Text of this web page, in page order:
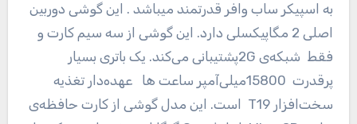
به اسپیکر ساب وافر قدرتمند میباشد . این گوشی دوربین
اصلی 2 مگاپیکسلی دارد. این گوشی از سه سیم کارت و
فقط شبکه‌ی 2Gپشتیبانی می‌کند. یک باتری بسیار
پرقدرت 15800میلی‌آمپر ساعت ها عهده‌دار تغذیه
سخت‌افزار T19 است. این مدل گوشی از کارت حافظه‌ی